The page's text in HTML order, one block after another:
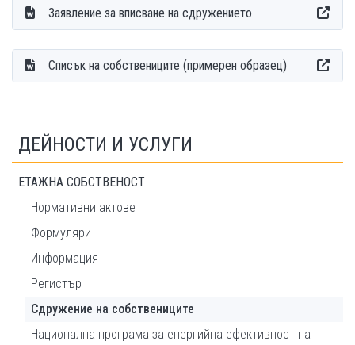
Заявление за вписване на сдружението
Списък на собствениците (примерен образец)
ДЕЙНОСТИ И УСЛУГИ
ЕТАЖНА СОБСТВЕНОСТ
Нормативни актове
Формуляри
Информация
Регистър
Сдружение на собствениците
Национална програма за енергийна ефективност на